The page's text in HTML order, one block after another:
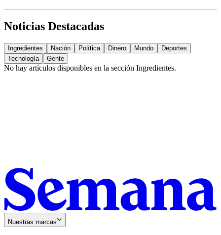
Noticias Destacadas
Ingredientes Nación Política Dinero Mundo
Deportes
Tecnología
Gente
No hay artículos disponibles en la sección Ingredientes.
Nuestras marcas